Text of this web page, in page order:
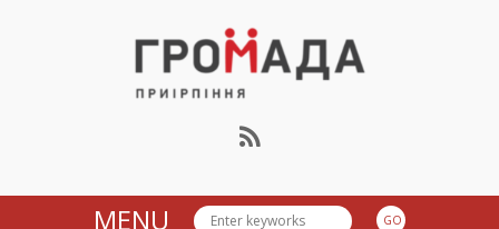
Громада Приірпіння
MENU